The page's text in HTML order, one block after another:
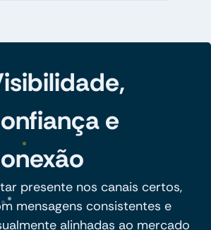
e
presente nos canais certos,
mensagens consistentes e
alinhadas ao mercado